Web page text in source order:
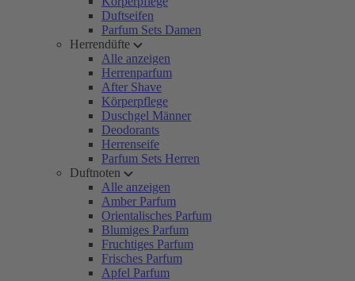
Duftseifen
Parfum Sets Damen
Herrendüfte
Alle anzeigen
Herrenparfum
After Shave
Körperpflege
Duschgel Männer
Deodorants
Herrenseife
Parfum Sets Herren
Duftnoten
Alle anzeigen
Amber Parfum
Orientalisches Parfum
Blumiges Parfum
Fruchtiges Parfum
Frisches Parfum
Apfel Parfum